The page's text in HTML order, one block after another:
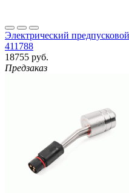
Электрический
411788
18755 руб.
Предзаказ